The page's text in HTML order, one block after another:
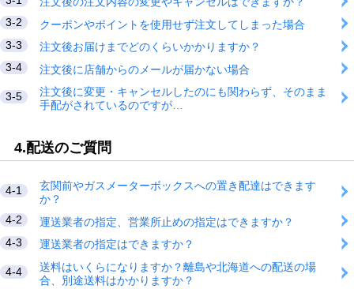
3-2
クーポンやポイントを使用せず注文してしまった場合
3-3
注文後お届けまでどのくらいかかりますか？
3-4
注文後に店舗からのメールが届かない場合
3-5
注文後に変更・キャンセルしたのにも関わらず、そのまま
手配がされているのですが…
4.配送のご質問
4-1
玄関前やガスメーターボックスへの置き配達はできます
か？
4-2
運送業者の指定、営業所止めの指定はできますか？
4-3
運送業者の指定はできますか？
4-4
送料はいくらになりますか？離島や北海道への配送の場
合、別途送料はかかりますか？